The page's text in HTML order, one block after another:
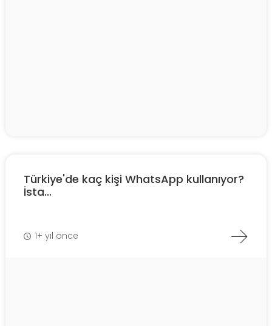
Türkiye'de kaç kişi WhatsApp kullanıyor?
İsta...
1+ yıl önce